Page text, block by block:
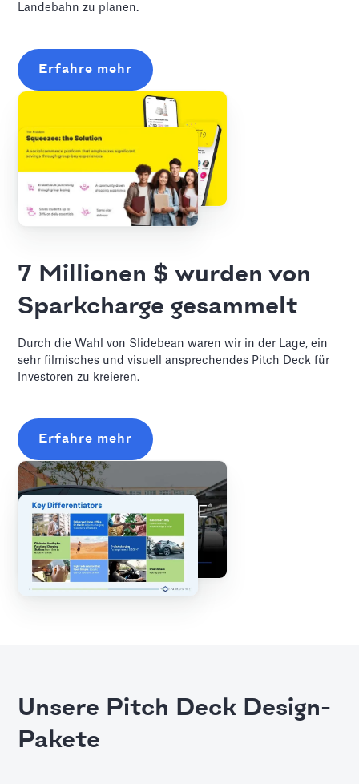
Landebahn zu planen.
Erfahre mehr
7 Millionen $ wurden von
Sparkcharge gesammelt
Durch die Wahl von Slidebean waren wir in der Lage, ein
sehr filmisches und visuell ansprechendes Pitch Deck für
Investoren zu kreieren.
Erfahre mehr
Unsere Pitch Deck Design-
Pakete